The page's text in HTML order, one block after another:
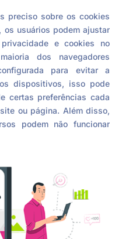
preciso sobre os cookies
usuários podem ajustar
e cookies no
dos navegadores
para evitar a
dispositivos, isso pode
certas preferências cada
ou página. Além disso,
podem não funcionar